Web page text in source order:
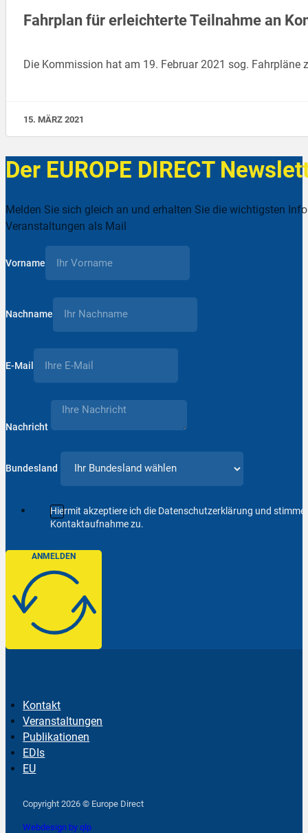
Fahrplan für erleichterte Teilnahme an
Die Kommission hat am 19. Februar 2021 sog.
15. MÄRZ 2021
Der EUROPE DIRECT
Melden Sie sich gleich an und erhalten Sie die wichtigsten
Veranstaltungen als Mail
Vorname
Nachname
E-Mail
Nachricht
Bundesland
Hiermit akzeptiere ich die Datenschutzerklärung und
Kontaktaufnahme zu.
ANMELDEN
Kontakt
Veranstaltungen
Publikationen
EDIs
EU
Copyright 2026 © Europe Direct
Webdesign by qlp